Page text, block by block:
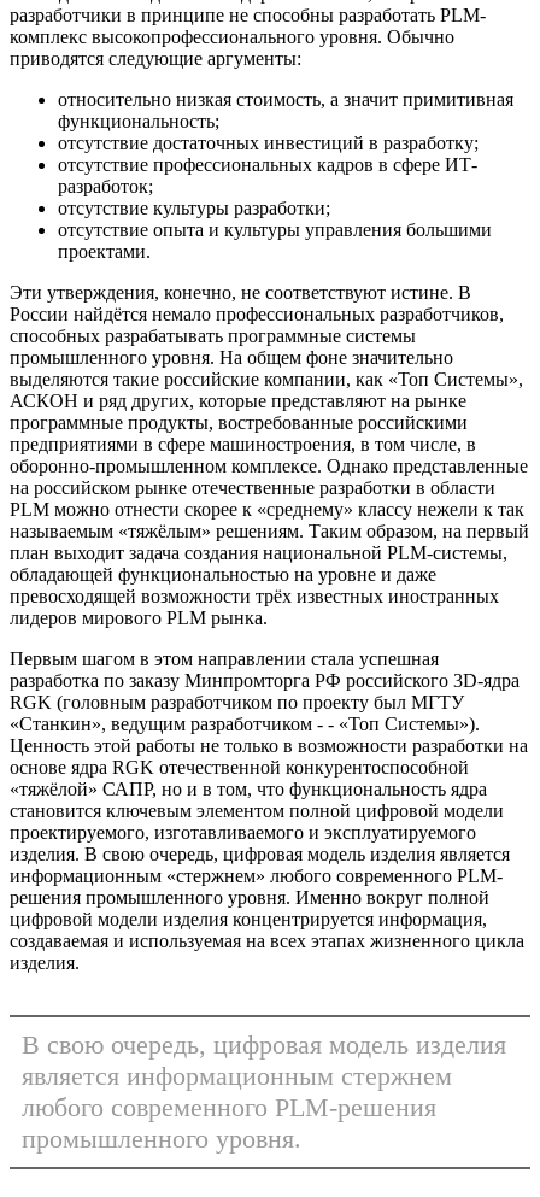
разработчики в принципе не способны разработать PLM-
комплекс высокопрофессионального уровня. Обычно
приводятся следующие аргументы:
относительно низкая стоимость, а значит примитивная
функциональность;
отсутствие достаточных инвестиций в разработку;
отсутствие профессиональных кадров в сфере ИТ-
разработок;
отсутствие культуры разработки;
отсутствие опыта и культуры управления большими
проектами.
Эти утверждения, конечно, не соответствуют истине. В
России найдётся немало профессиональных разработчиков,
способных разрабатывать программные системы
промышленного уровня. На общем фоне значительно
выделяются такие российские компании, как «Топ Системы»,
АСКОН и ряд других, которые представляют на рынке
программные продукты, востребованные российскими
предприятиями в сфере машиностроения, в том числе, в
оборонно-промышленном комплексе. Однако представленные
на российском рынке отечественные разработки в области
PLM можно отнести скорее к «среднему» классу нежели к так
называемым «тяжёлым» решениям. Таким образом, на первый
план выходит задача создания национальной PLM-системы,
обладающей функциональностью на уровне и даже
превосходящей возможности трёх известных иностранных
лидеров мирового PLM рынка.
Первым шагом в этом направлении стала успешная
разработка по заказу Минпромторга РФ российского 3D-ядра
RGK (головным разработчиком по проекту был МГТУ
«Станкин», ведущим разработчиком - - «Топ Системы»).
Ценность этой работы не только в возможности разработки на
основе ядра RGK отечественной конкурентоспособной
«тяжёлой» САПР, но и в том, что функциональность ядра
становится ключевым элементом полной цифровой модели
проектируемого, изготавливаемого и эксплуатируемого
изделия. В свою очередь, цифровая модель изделия является
информационным «стержнем» любого современного PLM-
решения промышленного уровня. Именно вокруг полной
цифровой модели изделия концентрируется информация,
создаваемая и используемая на всех этапах жизненного цикла
изделия.
В свою очередь, цифровая модель изделия
является информационным стержнем
любого современного PLM-решения
промышленного уровня.